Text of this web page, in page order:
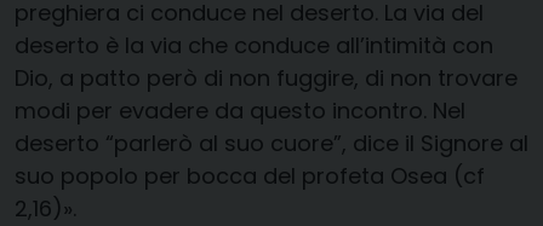
preghiera ci conduce nel deserto. La via del
deserto è la via che conduce all’intimità con
Dio, a patto però di non fuggire, di non trovare
modi per evadere da questo incontro. Nel
deserto “parlerò al suo cuore”, dice il Signore al
suo popolo per bocca del profeta Osea (cf
2,16)».